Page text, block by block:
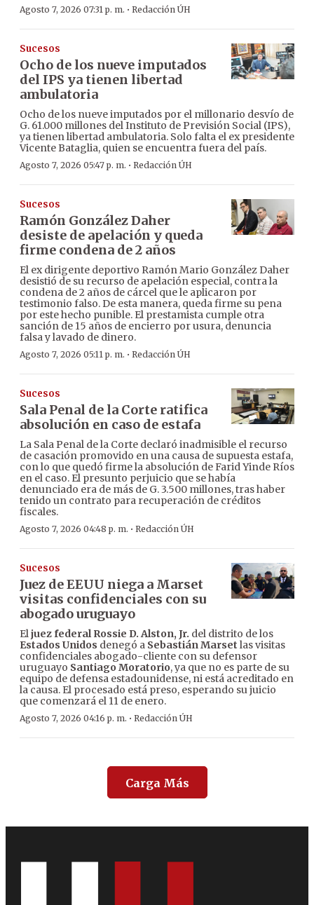
Agosto 7, 2026 07:31 p. m. · Redacción ÚH
Sucesos
Ocho de los nueve imputados
del IPS ya tienen libertad
ambulatoria
Ocho de los nueve imputados por el millonario desvío de
G. 61.000 millones del Instituto de Previsión Social (IPS),
ya tienen libertad ambulatoria. Solo falta el ex presidente
Vicente Bataglia, quien se encuentra fuera del país.
Agosto 7, 2026 05:47 p. m. · Redacción ÚH
Sucesos
Ramón González Daher
desiste de apelación y queda
firme condena de 2 años
El ex dirigente deportivo Ramón Mario González Daher
desistió de su recurso de apelación especial, contra la
condena de 2 años de cárcel que le aplicaron por
testimonio falso. De esta manera, queda firme su pena
por este hecho punible. El prestamista cumple otra
sanción de 15 años de encierro por usura, denuncia
falsa y lavado de dinero.
Agosto 7, 2026 05:11 p. m. · Redacción ÚH
Sucesos
Sala Penal de la Corte ratifica
absolución en caso de estafa
La Sala Penal de la Corte declaró inadmisible el recurso
de casación promovido en una causa de supuesta estafa,
con lo que quedó firme la absolución de Farid Yinde Ríos
en el caso. El presunto perjuicio que se había
denunciado era de más de G. 3.500 millones, tras haber
tenido un contrato para recuperación de créditos
fiscales.
Agosto 7, 2026 04:48 p. m. · Redacción ÚH
Sucesos
Juez de EEUU niega a Marset
visitas confidenciales con su
abogado uruguayo
Eljuez federal Rossie D. Alston, Jr. del distrito de los
Estados Unidos denegó a Sebastián Marset las visitas
confidenciales abogado-cliente con su defensor
uruguayo Santiago Moratorio, ya que no es parte de su
equipo de defensa estadounidense, ni está acreditado en
la causa. El procesado está preso, esperando su juicio
que comenzará el 11 de enero.
Agosto 7, 2026 04:16 p. m. · Redacción ÚH
Carga Más